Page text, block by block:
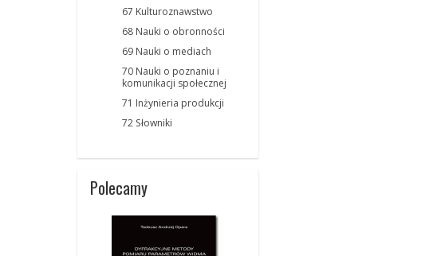
67 Kulturoznawstwo
68 Nauki o obronności
69 Nauki o mediach
70 Nauki o poznaniu i
komunikacji społecznej
71 Inżynieria produkcji
72 Słowniki
Polecamy